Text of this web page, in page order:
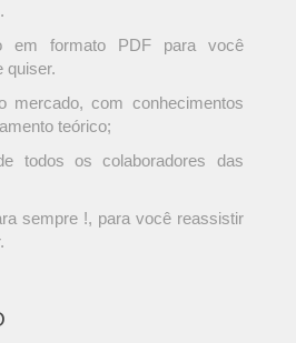
.
em formato PDF para você
quiser.
mercado, com conhecimentos
teórico;
todos os colaboradores das
sempre !, para você reassistir